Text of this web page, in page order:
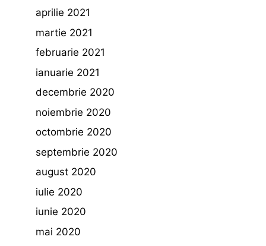
aprilie 2021
martie 2021
februarie 2021
ianuarie 2021
decembrie 2020
noiembrie 2020
octombrie 2020
septembrie 2020
august 2020
iulie 2020
iunie 2020
mai 2020